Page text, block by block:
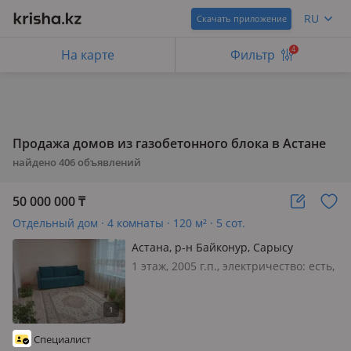
Скачать приложение RU
На карте Фильтр 4
Продажа домов из газобетонного блока в Астане
найдено 406 объявлений
50 000 000₸
Отдельный дом · 4 комнаты · 120 м² · 5 сот.
Астана, р-н Байконур, Сарысу
1 этаж, 2005 г.п., электричество: есть,
Специалист